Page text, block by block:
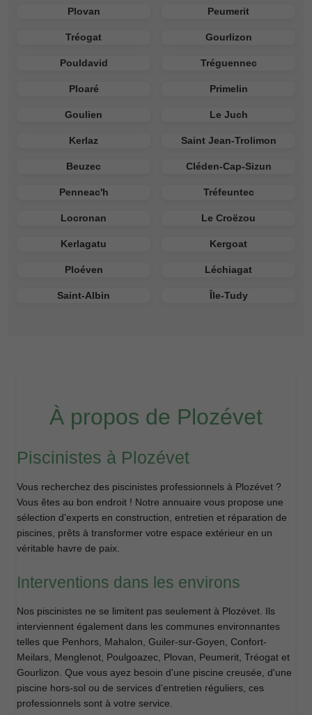
Plovan Peumerit
Tréogat Gourlizon
Pouldavid Tréguennec
Ploaré Primelin
Goulien Le Juch
Kerlaz Saint Jean-Trolimon
Beuzec Cléden-Cap-Sizun
Penneac'h Tréfeuntec
Locronan Le Croëzou
Kerlagatu Kergoat
Ploéven Léchiagat
Saint-Albin Île-Tudy
À propos de Plozévet
Piscinistes à Plozévet
Vous recherchez des piscinistes professionnels à Plozévet ?
Vous êtes au bon endroit ! Notre annuaire vous propose une
sélection d'experts en construction, entretien et réparation de
piscines, prêts à transformer votre espace extérieur en un
véritable havre de paix.
Interventions dans les environs
Nos piscinistes ne se limitent pas seulement à Plozévet. Ils
interviennent également dans les communes environnantes
telles que Penhors, Mahalon, Guiler-sur-Goyen, Confort-
Meilars, Menglenot, Poulgoazec, Plovan, Peumerit, Tréogat et
Gourlizon. Que vous ayez besoin d'une piscine creusée, d'une
piscine hors-sol ou de services d'entretien réguliers, ces
professionnels sont à votre service.